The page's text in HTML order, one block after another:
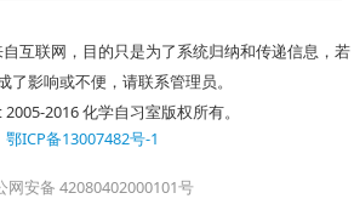
互联网，目的只是为了系统归纳和传递信息，若
了影响或不便，请联系管理员。
2016 化学自习室版权所有。
鄂ICP备13007482号-1
网安备 42080402000101号